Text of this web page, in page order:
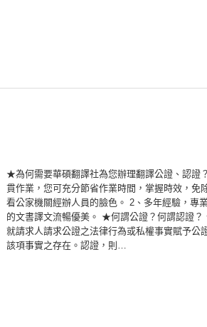
★為何需要華碩翻譯社為您辦理翻譯公證、認證
貫作業，您可充分節省作業時間，掌握時效，免
看公家機關經辦人員的臉色。 2、多年經驗，專
的文書譯文流暢優美。 ★何謂公證？何謂認證？
就請求人請求公證之法律行為或私權事實賦予公
該項事實之存在。認證，則…